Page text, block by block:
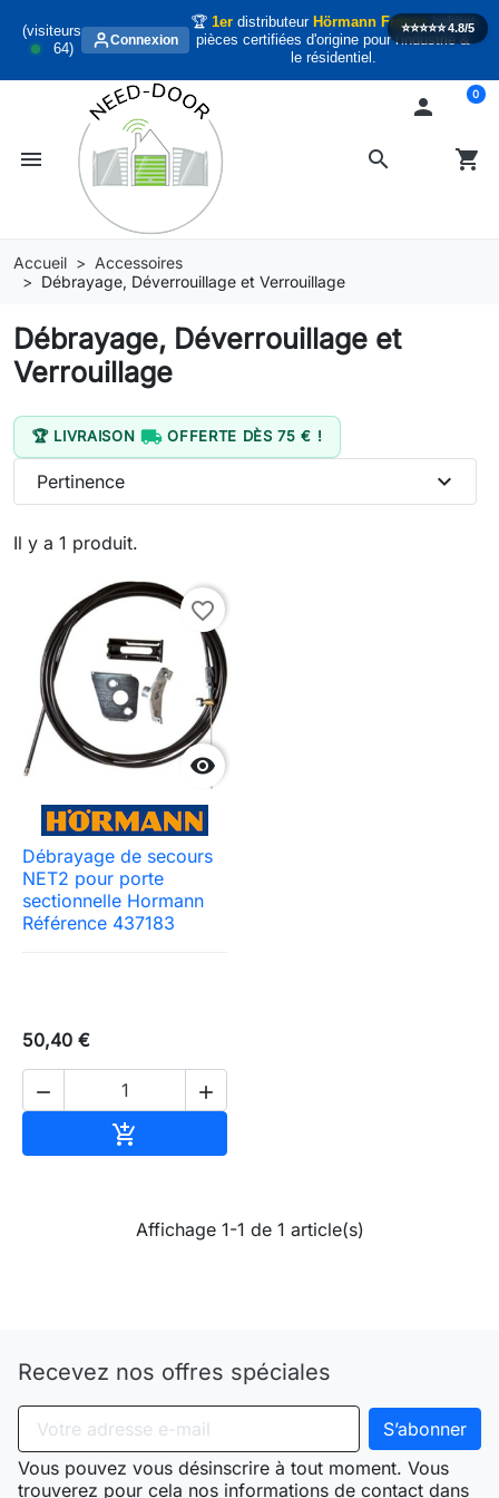
(visiteurs
64)
Connexion
🏆 1erdistributeur Hörmann Francehabitat
pièces certifiées d'origine pour l'industrie &
le résidentiel.
⭐️⭐️⭐️⭐️⭐️4.8/5
search
menu

shopping_cart
0
Accueil
Accessoires
Débrayage, Déverrouillage et Verrouillage
Débrayage, Déverrouillage et
Verrouillage
🏆 LIVRAISON OFFERTE DÈS 75 € !
Il y a 1 produit.
Pertinence expand_more

favorite_border
Débrayage de secours
NET2 pour porte
sectionnelle Hormann
Référence 437183
50,40 €
 

Affichage 1-1 de 1 article(s)
Recevez nos offres spéciales
Vous pouvez vous désinscrire à tout moment. Vous
trouverez pour cela nos informations de contact dans